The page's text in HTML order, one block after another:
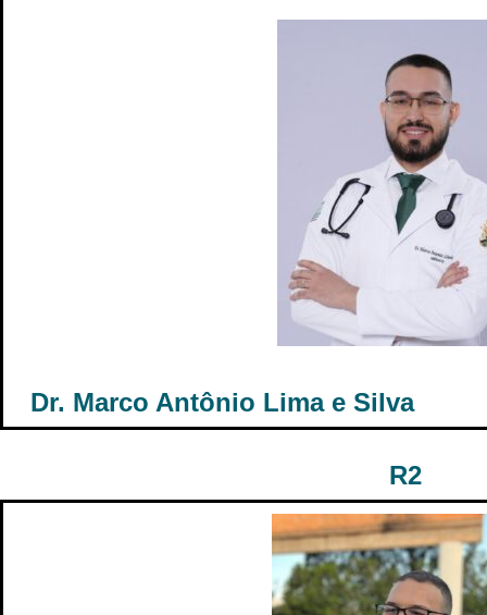
Dr. Marco Antônio Lima e Silva
R2